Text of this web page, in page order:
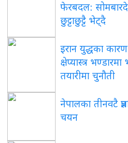
फेरबदल:
छुट्टाछुट्टै भेट्दै
इरान युद्धका
क्षेप्यास्त्र
तयारीमा चुनौती
नेपालका तीनवटै
चयन